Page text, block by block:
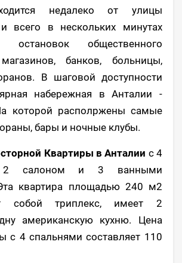
недалеко от улицы
всего в нескольких минутах
общественного
банков, больницы,
В шаговой доступности
набережная в Анталии -
которой располржены самые
бары и ночные клубы.
Квартиры в Анталии с 4
2 салоном и 3 ванными
квартира площадью 240 м2
собой триплекс, имеет 2
американскую кухню. Цена
с 4 спальнями составляет 110